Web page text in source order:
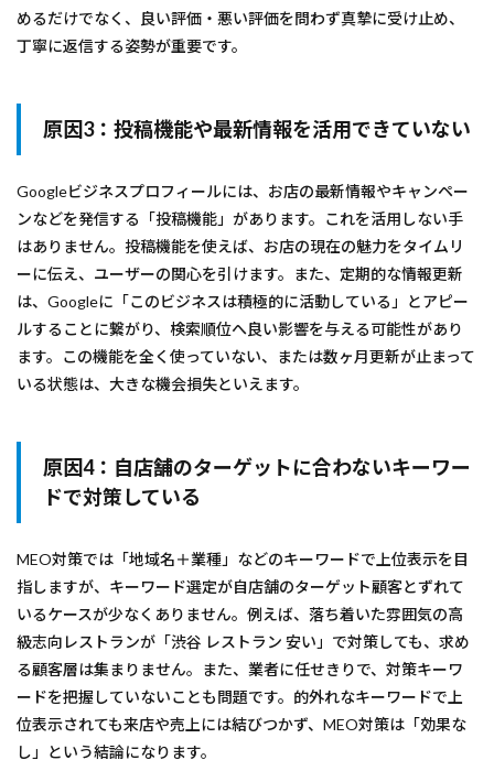
めるだけでなく、良い評価・悪い評価を問わず真摯に受け止め、
丁寧に返信する姿勢が重要です。
原因3：投稿機能や最新情報を活用できていない
Googleビジネスプロフィールには、お店の最新情報やキャンペー
ンなどを発信する「投稿機能」があります。これを活用しない手
はありません。投稿機能を使えば、お店の現在の魅力をタイムリ
ーに伝え、ユーザーの関心を引けます。また、定期的な情報更新
は、Googleに「このビジネスは積極的に活動している」とアピー
ルすることに繋がり、検索順位へ良い影響を与える可能性があり
ます。この機能を全く使っていない、または数ヶ月更新が止まって
いる状態は、大きな機会損失といえます。
原因4：自店舗のターゲットに合わないキーワー
ドで対策している
MEO対策では「地域名＋業種」などのキーワードで上位表示を目
指しますが、キーワード選定が自店舗のターゲット顧客とずれて
いるケースが少なくありません。例えば、落ち着いた雰囲気の高
級志向レストランが「渋谷 レストラン 安い」で対策しても、求め
る顧客層は集まりません。また、業者に任せきりで、対策キーワ
ードを把握していないことも問題です。的外れなキーワードで上
位表示されても来店や売上には結びつかず、MEO対策は「効果な
し」という結論になります。